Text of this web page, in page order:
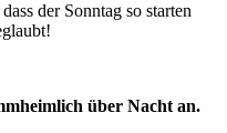
der Sonntag so starten
über Nacht an.